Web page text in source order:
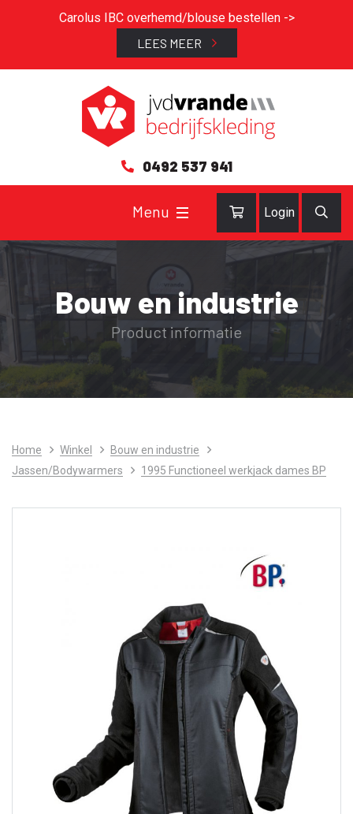
Carolus IBC overhemd/blouse bestellen ->
LEES MEER
0492 537 941
Login
Bouw en industrie
Product informatie
Home Winkel
Bouw en industrie
Jassen/Bodywarmers
1995 Functioneel werkjack dames BP